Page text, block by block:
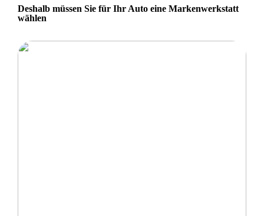
Deshalb müssen Sie für Ihr Auto eine Markenwerkstatt
wählen